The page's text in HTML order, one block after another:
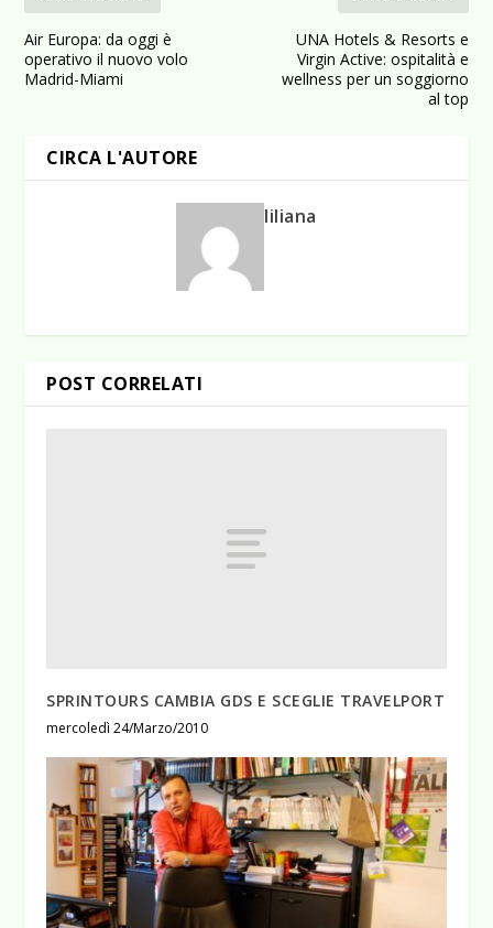
Air Europa: da oggi è
operativo il nuovo volo
Madrid-Miami
UNA Hotels & Resorts e
Virgin Active: ospitalità e
wellness per un soggiorno
al top
CIRCA L'AUTORE
liliana
POST CORRELATI
SPRINTOURS CAMBIA GDS E SCEGLIE TRAVELPORT
mercoledì 24/Marzo/2010